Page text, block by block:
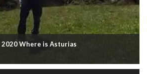
Where is Asturias